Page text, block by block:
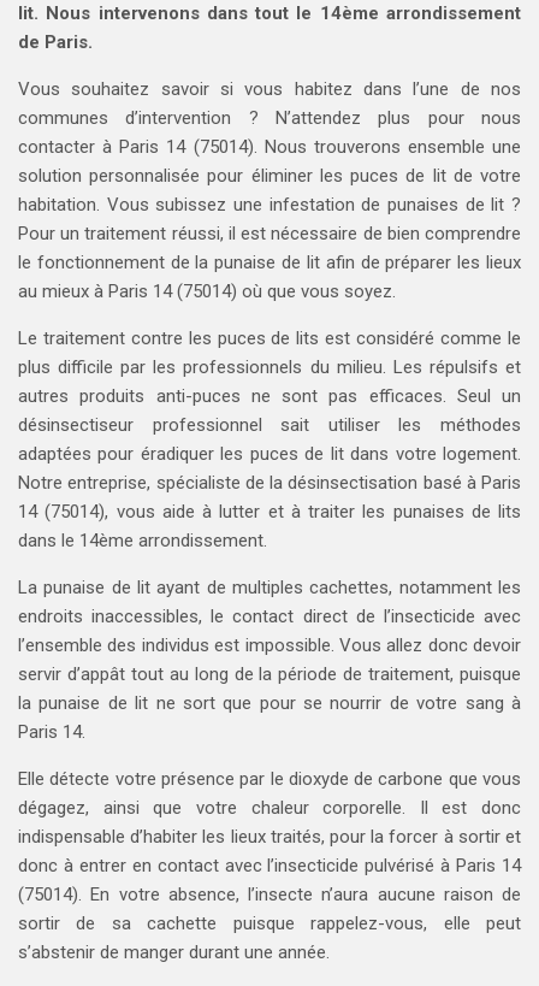
lit. Nous intervenons dans tout le 14ème arrondissement
de Paris.
Vous souhaitez savoir si vous habitez dans l’une de nos
communes d’intervention ? N’attendez plus pour nous
contacter à Paris 14 (75014). Nous trouverons ensemble une
solution personnalisée pour éliminer les puces de lit de votre
habitation. Vous subissez une infestation de punaises de lit ?
Pour un traitement réussi, il est nécessaire de bien comprendre
le fonctionnement de la punaise de lit afin de préparer les lieux
au mieux à Paris 14 (75014) où que vous soyez.
Le traitement contre les puces de lits est considéré comme le
plus difficile par les professionnels du milieu. Les répulsifs et
autres produits anti-puces ne sont pas efficaces. Seul un
désinsectiseur professionnel sait utiliser les méthodes
adaptées pour éradiquer les puces de lit dans votre logement.
Notre entreprise, spécialiste de la désinsectisation basé à Paris
14 (75014), vous aide à lutter et à traiter les punaises de lits
dans le 14ème arrondissement.
La punaise de lit ayant de multiples cachettes, notamment les
endroits inaccessibles, le contact direct de l’insecticide avec
l’ensemble des individus est impossible. Vous allez donc devoir
servir d’appât tout au long de la période de traitement, puisque
la punaise de lit ne sort que pour se nourrir de votre sang à
Paris 14.
Elle détecte votre présence par le dioxyde de carbone que vous
dégagez, ainsi que votre chaleur corporelle. Il est donc
indispensable d’habiter les lieux traités, pour la forcer à sortir et
donc à entrer en contact avec l’insecticide pulvérisé à Paris 14
(75014). En votre absence, l’insecte n’aura aucune raison de
sortir de sa cachette puisque rappelez-vous, elle peut
s’abstenir de manger durant une année.